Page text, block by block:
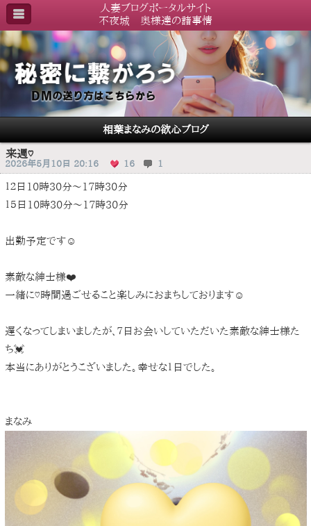
人妻ブログポータルサイト
不夜城 奥様達の諸事情
相葉まなみの欲心ブログ
来週♡
2026年5月10日 20:16 16 1
１２日10時30分〜17時30分
１５日10時30分〜17時30分
出勤予定です☺️
素敵な紳士様❤️
一緒に♡時間過ごせること楽しみにおまちしております☺️
遅くなってしまいましたが、７日お会いしていただいた素敵な紳士様た
ち💓
本当にありがとうこざいました。幸せな１日でした。
まなみ